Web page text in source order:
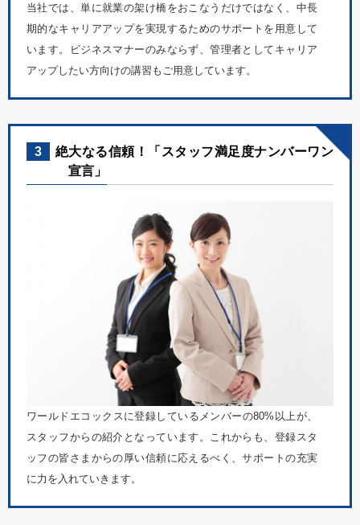
当社では、単に就業の架け橋をおこなうだけではなく、中長
期的なキャリアアップを実現するためのサポートを用意して
います。ビジネスマナーのみならず、管理者としてキャリア
アップしたい方向けの講習もご用意しています。
3
絶大なる信頼！「スタッフ満足度ナンバーワン
宣言」
ワールドエコックスに登録しているメンバーの80%以上が、
スタッフからの紹介となっています。これからも、登録スタ
ッフの皆さまからの厚い信頼に応えるべく、サポートの充実
に力を入れていきます。